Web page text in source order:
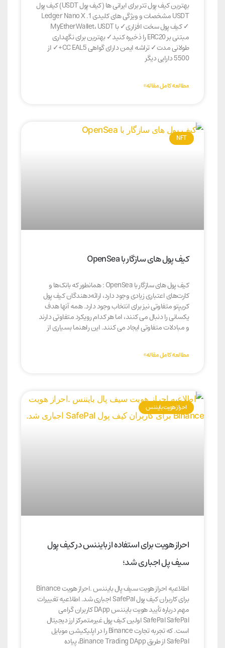
بهترین کیف پول تتر برای ایرانی ها (کیف پول USDT) کیف پول
USDT مشخصات و ویژگی های کلیدی 1. Ledger Nano X
✓ کیف پول سخت افزاری✓ با MyEtherWallet، USDT
مبتنی بر ERC20 را ذخیره کنید✓ بهترین برای نگهداری
طولانی مدت✓ تراشه ایمن دارای گواهی CC EAL5+✓ از
5500 دارایی دیگر
مطالعه کامل مقاله»
NFT
کیف پول های سازگار با OpenSea
کیف پول های سازگار با OpenSea : همانطور که بانک‌ها و
کارت‌های اعتباری زیادی وجود دارد، ارائه‌دهندگان کیف پول
کریپتو متفاوتی نیز برای انتخاب وجود دارد. همه آنها هدف
یکسانی را دنبال می کنند، اما هر کدام رویکرد متفاوتی دارند
و مبادلات متفاوتی ایجاد می کنند. این راهنما بسیاری از
مطالعه کامل مقاله»
احراز هویت بایننس
احراز هویت برای استفاده از بایننس در کیف پول
سیف پل اجباری شد؛
اطلاعیه احراز هویت سیف پال بایننس .احراز هویت Binance
برای کاربران کیف پول SafePal اجباری شد. اطلاعیه تغییرات
مهم درباره تأیید هویت بایننس DApp کاربران گرامی
SafePal SafePal اولین کیف پول غیرمتمرکز ارز دیجیتال
است. که تجربه تجارت Binance را در اپلیکیشن موبایل
SafePal از طریق Binance Trading DApp، پیاده